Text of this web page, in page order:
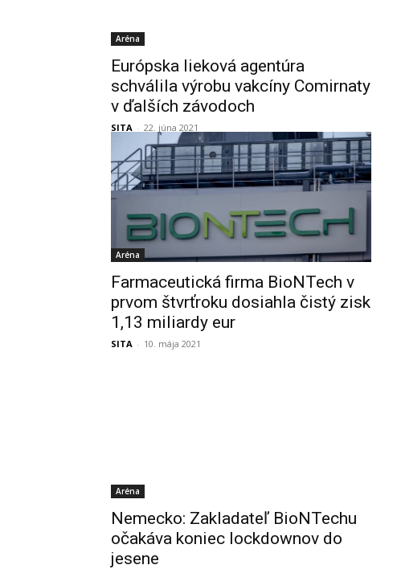
Aréna
Európska lieková agentúra
schválila výrobu vakcíny Comirnaty
v ďalších závodoch
SITA - 22. júna 2021
Aréna
Farmaceutická firma BioNTech v
prvom štvrťroku dosiahla čistý zisk
1,13 miliardy eur
SITA - 10. mája 2021
Aréna
Nemecko: Zakladateľ BioNTechu
očakáva koniec lockdownov do
jesene